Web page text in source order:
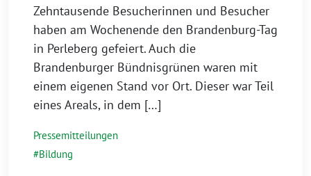
Zehntausende Besucherinnen und Besucher
haben am Wochenende den Brandenburg-Tag
in Perleberg gefeiert. Auch die
Brandenburger Bündnisgrünen waren mit
einem eigenen Stand vor Ort. Dieser war Teil
eines Areals, in dem […]
Pressemitteilungen
Bildung